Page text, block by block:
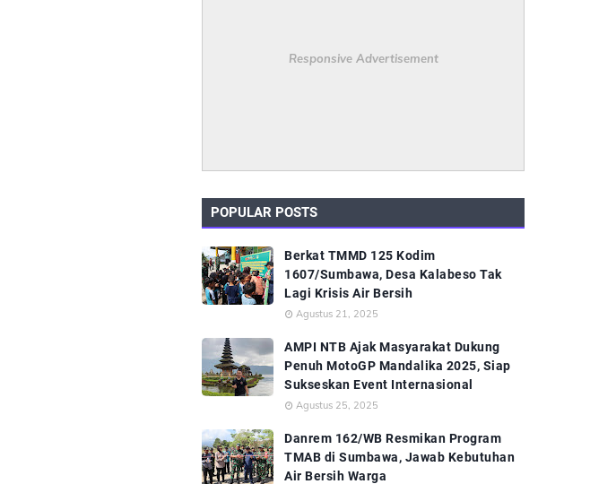
Responsive Advertisement
POPULAR POSTS
Berkat TMMD 125 Kodim
1607/Sumbawa, Desa Kalabeso Tak
Lagi Krisis Air Bersih
Agustus 21, 2025
AMPI NTB Ajak Masyarakat Dukung
Penuh MotoGP Mandalika 2025, Siap
Sukseskan Event Internasional
Agustus 25, 2025
Danrem 162/WB Resmikan Program
TMAB di Sumbawa, Jawab Kebutuhan
Air Bersih Warga